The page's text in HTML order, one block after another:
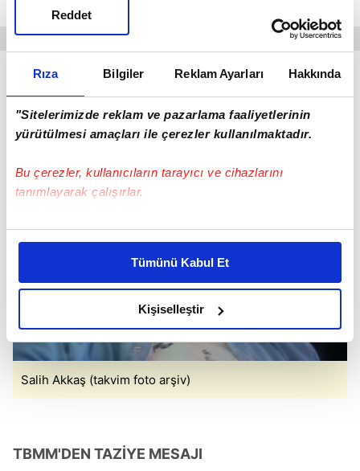
Rıza Bilgiler Reklam Ayarları Hakkında
"Sitelerimizde reklam ve pazarlama faaliyetlerinin
yürütülmesi amaçları ile çerezler kullanılmaktadır.
Bu çerezler, kullanıcıların tarayıcı ve cihazlarını
tanımlayarak çalışırlar.
Bu çerezlere izin vermeniz halinde sizlere özel
daha iyi reklam deneyimi yaşatabiliriz. Bunu yaparken
amacımızın size daha iyi bir reklam deneyimi sunmak
olduğunu ve sizlere en iyi içerikleri sunabilmek adına
elimizden gelen çabayı gösterdiğimizi ve bu noktada,
reklamların maliyetlerimizi karşılamak noktasında tek gelir
kalemimiz olduğunu sizlere hatırlatmak isteriz.
gösterilmeyecektir."
Tümünü Kabul Et
Kişiselleştir
Reddet
ihlali"suçlarından poliste kaydı olduğu öğrenildi.
Salih Akkaş (takvim foto arşiv)
TBMM'DEN TAZİYE MESAJI